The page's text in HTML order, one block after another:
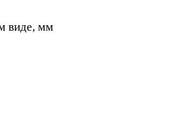
виде, мм